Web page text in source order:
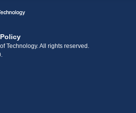
Technology. All rights reserved.